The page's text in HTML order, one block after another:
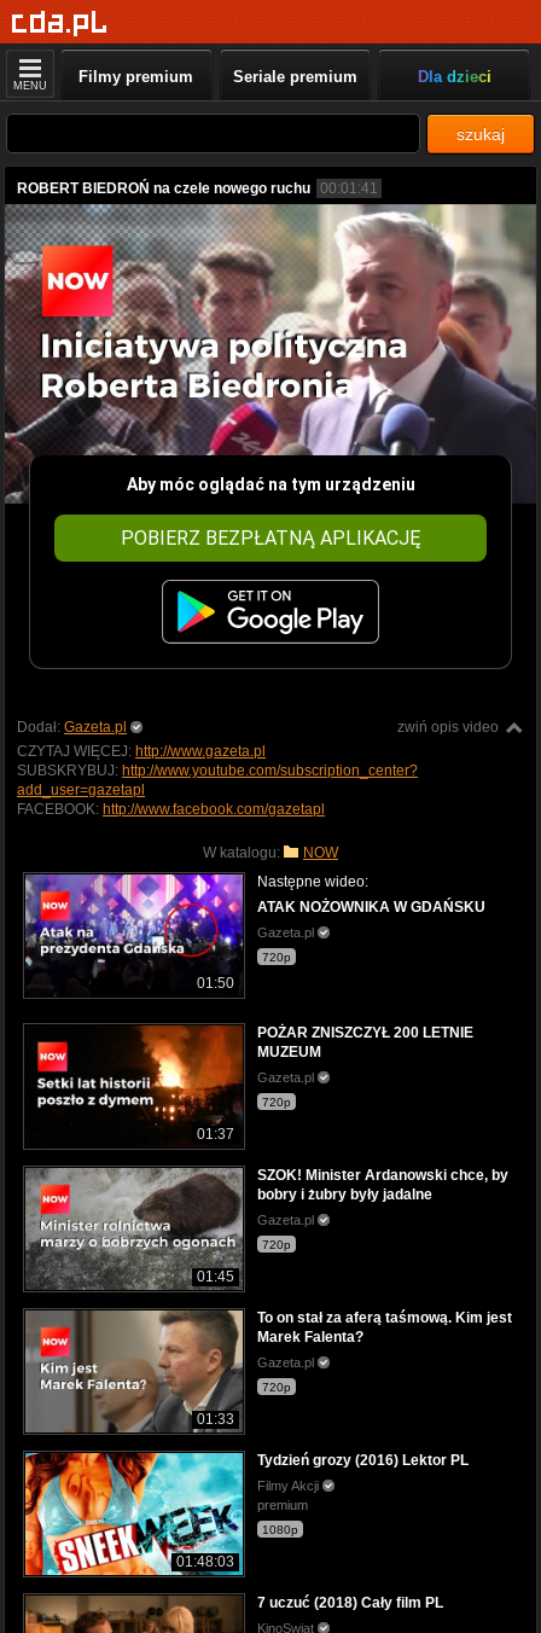
MENU Filmy premium Seriale premium Dla dzieci
szukaj
ROBERT BIEDROŃ na czele nowego ruchu 00:01:41
Aby móc oglądać na tym urządzeniu
POBIERZ BEZPŁATNĄ APLIKACJĘ
zwiń opis video
Dodał: Gazeta.pl
CZYTAJ WIĘCEJ: http://www.gazeta.pl
SUBSKRYBUJ: http://www.youtube.com/subscription_center?
add_user=gazetapl
FACEBOOK: http://www.facebook.com/gazetapl
W katalogu: NOW
01:50
Następne wideo:
ATAK NOŻOWNIKA W GDAŃSKU
Gazeta.pl
720p
01:37
POŻAR ZNISZCZYŁ 200 LETNIE
MUZEUM
Gazeta.pl
720p
01:45
SZOK! Minister Ardanowski chce, by
bobry i żubry były jadalne
Gazeta.pl
720p
01:33
To on stał za aferą taśmową. Kim jest
Marek Falenta?
Gazeta.pl
720p
01:48:03
Tydzień grozy (2016) Lektor PL
Filmy Akcji
premium
1080p
7 uczuć (2018) Cały film PL
KinoSwiat